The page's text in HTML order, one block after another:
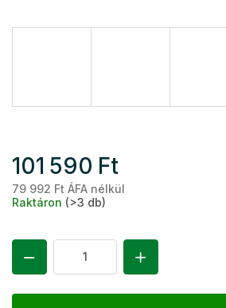
101 590 Ft
79 992 Ft ÁFA nélkül
Raktáron (>3 db)